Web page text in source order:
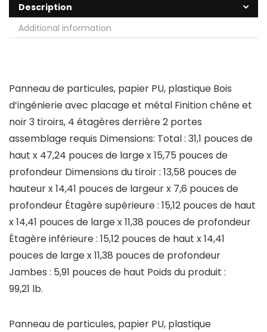
Description
Additional information
Panneau de particules, papier PU, plastique Bois
d’ingénierie avec placage et métal Finition chêne et
noir 3 tiroirs, 4 étagères derrière 2 portes
assemblage requis Dimensions: Total : 31,1 pouces de
haut x 47,24 pouces de large x 15,75 pouces de
profondeur Dimensions du tiroir : 13,58 pouces de
hauteur x 14,41 pouces de largeur x 7,6 pouces de
profondeur Étagère supérieure : 15,12 pouces de haut
x 14,41 pouces de large x 11,38 pouces de profondeur
Étagère inférieure : 15,12 pouces de haut x 14,41
pouces de large x 11,38 pouces de profondeur
Jambes : 5,91 pouces de haut Poids du produit :
99,21 lb.
Panneau de particules, papier PU, plastique